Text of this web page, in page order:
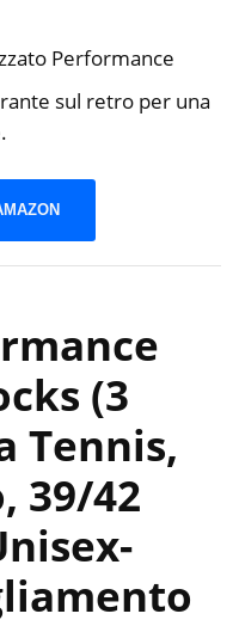
Performance
sul retro per una
(3
Tennis,
39/42